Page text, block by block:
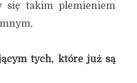
się takim plemieniem
tych, które już są